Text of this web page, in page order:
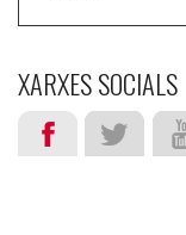
XARXES SOCIALS